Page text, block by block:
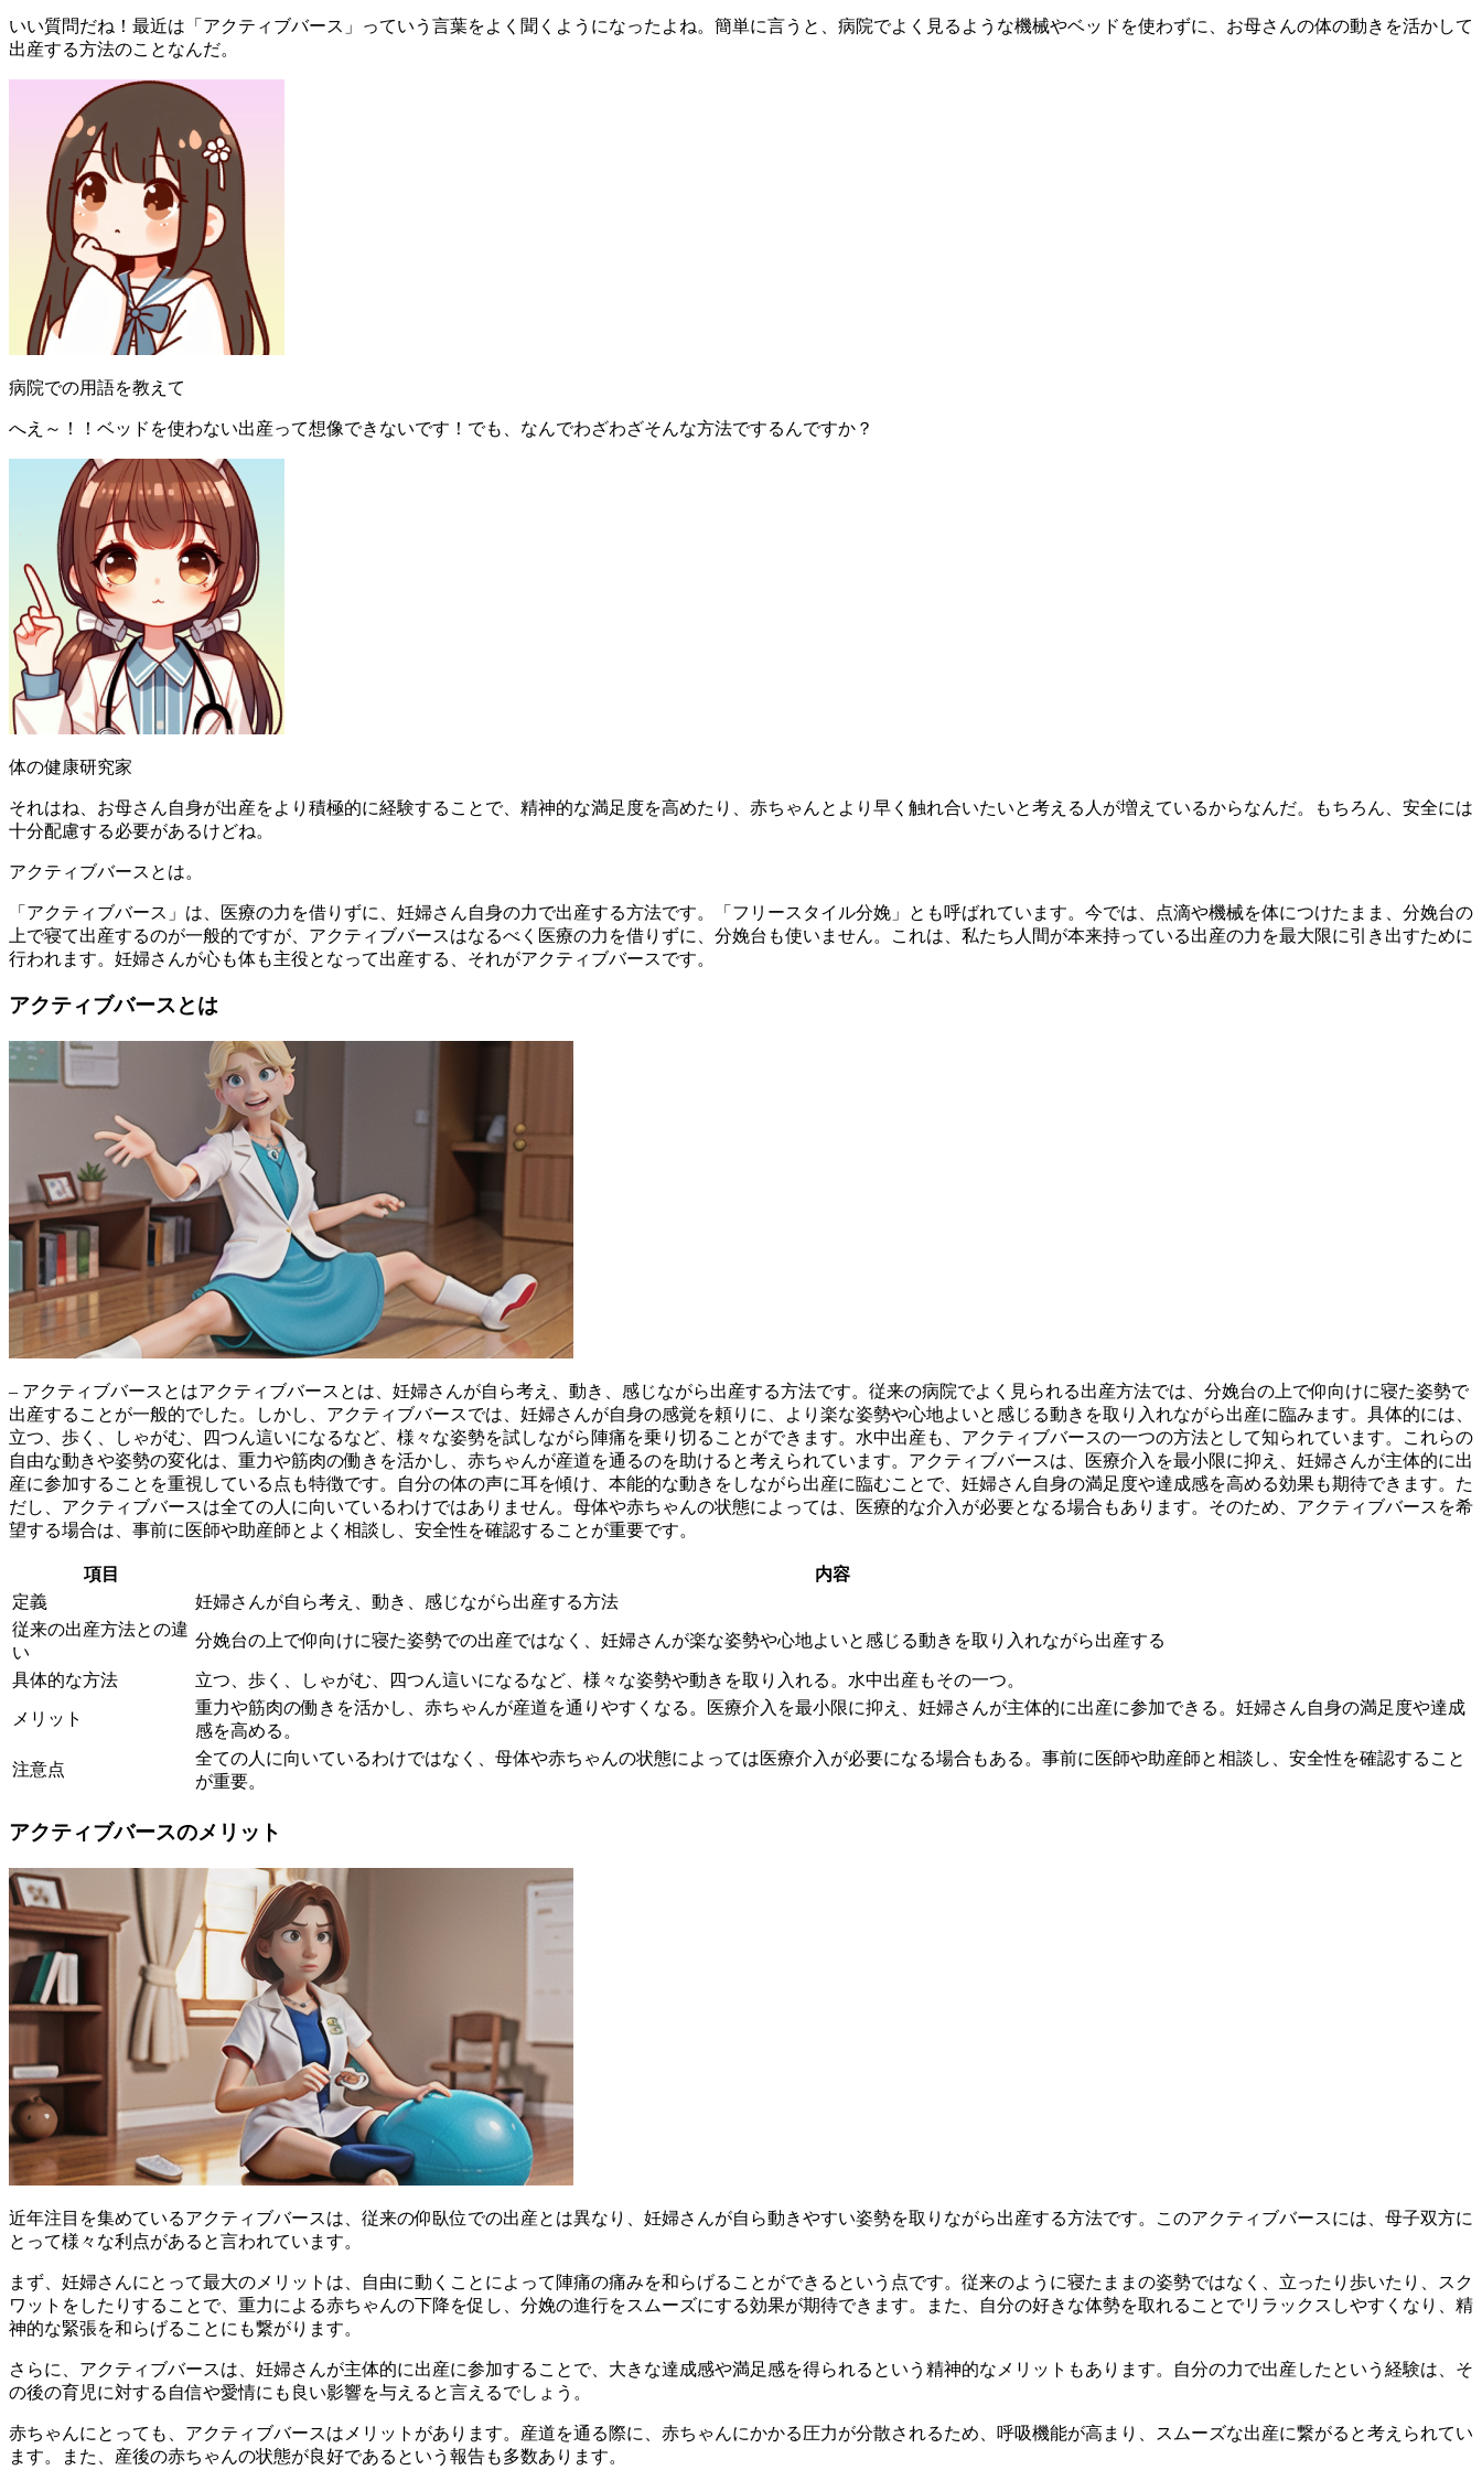
いい質問だね！最近は「アクティブバース」っていう言葉をよく聞くようになったよね。簡単に言うと、病院でよく見るような機械やベッドを使わずに、お母さんの体の動きを活かして
出産する方法のことなんだ。
病院での用語を教えて
へえ～！！ベッドを使わない出産って想像できないです！でも、なんでわざわざそんな方法でするんですか？
体の健康研究家
それはね、お母さん自身が出産をより積極的に経験することで、精神的な満足度を高めたり、赤ちゃんとより早く触れ合いたいと考える人が増えているからなんだ。もちろん、安全には
十分配慮する必要があるけどね。
アクティブバースとは。
「アクティブバース」は、医療の力を借りずに、妊婦さん自身の力で出産する方法です。「フリースタイル分娩」とも呼ばれています。今では、点滴や機械を体につけたまま、分娩台の
上で寝て出産するのが一般的ですが、アクティブバースはなるべく医療の力を借りずに、分娩台も使いません。これは、私たち人間が本来持っている出産の力を最大限に引き出すために
行われます。妊婦さんが心も体も主役となって出産する、それがアクティブバースです。
アクティブバースとは
– アクティブバースとはアクティブバースとは、妊婦さんが自ら考え、動き、感じながら出産する方法です。従来の病院でよく見られる出産方法では、分娩台の上で仰向けに寝た姿勢で
出産することが一般的でした。しかし、アクティブバースでは、妊婦さんが自身の感覚を頼りに、より楽な姿勢や心地よいと感じる動きを取り入れながら出産に臨みます。具体的には、
立つ、歩く、しゃがむ、四つん這いになるなど、様々な姿勢を試しながら陣痛を乗り切る ことができます。水中出産も、アクティブバースの一つの方法として知られています。これらの
自由な動きや姿勢の変化は、重力や筋肉の働きを活かし、赤ちゃんが産道を通るのを助けると考えられています。アクティブバースは、医療介入を最小限に抑え、妊婦さんが主体的に出
産に参加することを重視している点も特徴です。
自分の体の声に耳を傾け、本能的な動きをしながら出産に臨むことで、妊婦さん自身の満足度や達成感を高める効果も期待できます。た
だし、アクティブバースは全ての人に向いているわけではありません。母体や赤ちゃんの状態によっては、医療的な介入が必要となる場合もあります。そのため、アクティブバースを希
望する場合は、事前に医師や助産師とよく相談し、安全性を確認することが重要です。
項目
内容
定義
妊婦さんが自ら考え、動き、感じながら出産する方法
従来の出産方法との違
い
分娩台の上で仰向けに寝た姿勢での出産ではなく、妊婦さんが楽な姿勢や心地よいと感じる動きを取り入れながら出産する
具体的な方法 立つ、歩く、しゃがむ、四つん這いになるなど、様々な姿勢や動きを取り入れる。水中出産もその一つ。
メリット
重力や筋肉の働きを活かし、赤ちゃんが産道を通りやすくなる。医療介入を最小限に抑え、妊婦さんが主体的に出産に参加できる。妊婦さん自身の満足度や達成
感を高める。
注意点
全ての人に向いているわけではなく、母体や赤ちゃんの状態によっては医療介入が必要になる場合もある。事前に医師や助産師と相談し、安全性を確認すること
が重要。
アクティブバースのメリット
近年注目を集めているアクティブバースは、従来の仰臥位での出産とは異なり、妊婦さんが自ら動きやすい姿勢を取りながら出産する方法です。このアクティブバースには、母子双方に
とって様々な利点があると言われています。
まず、妊婦さんにとって最大のメリットは、 自由に動くことによって陣痛の痛みを和らげることができる という点です。従来のように寝たままの姿勢ではなく、立ったり歩いたり、スク
ワットをしたりすることで、重力による赤ちゃんの下降を促し、分娩の進行をスムーズにする効果が期待できます。また、自分の好きな体勢を取れることでリラックスしやすくなり、精
神的な緊張を和らげることにも繋がります。
さらに、アクティブバースは、 妊婦さんが主体的に出産に参加することで、大きな達成感や満足感を得られる という精神的なメリットもあります。自分の力で出産したという経験は、そ
の後の育児に対する自信や愛情にも良い影響を与えると言えるでしょう。
赤ちゃんにとっても、アクティブバースはメリットがあります。産道を通る際に、 赤ちゃんにかかる圧力が分散されるため、呼吸機能が高まり、スムーズな出産に繋がると考えられてい
ます。また、産後の赤ちゃんの状態が良好であるという報告も多数あります。